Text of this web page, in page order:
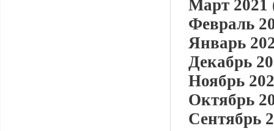
Март 2021
Февраль
Январь
Декабрь
Ноябрь
Октябрь
Сентябрь